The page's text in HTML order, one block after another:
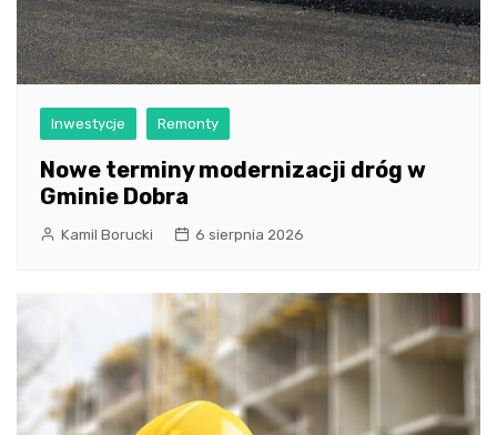
Inwestycje Remonty
Nowe terminy modernizacji dróg w
Gminie Dobra
Kamil Borucki 6 sierpnia 2026